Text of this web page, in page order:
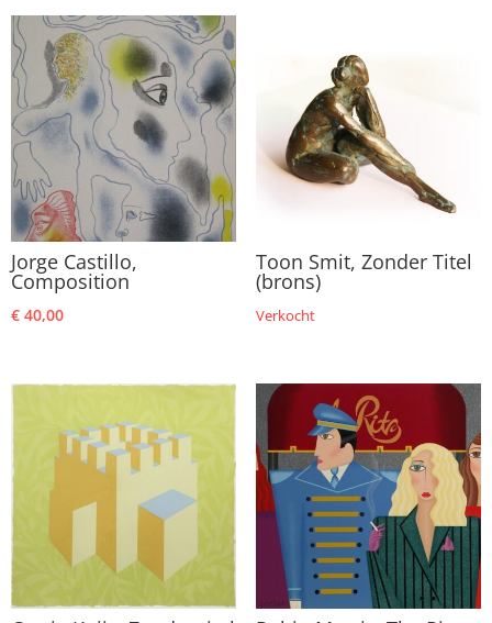
Jorge Castillo,
Composition
€ 40,00
Toon Smit, Zonder Titel
(brons)
Verkocht